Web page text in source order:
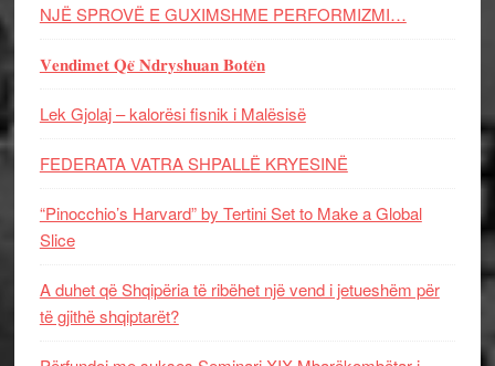
NJË SPROVË E GUXIMSHME PERFORMIZMI…
𝐕𝐞𝐧𝐝𝐢𝐦𝐞𝐭 𝐐𝐞̈ 𝐍𝐝𝐫𝐲𝐬𝐡𝐮𝐚𝐧 𝐁𝐨𝐭𝐞̈𝐧
Lek Gjolaj – kalorësi fisnik i Malësisë
FEDERATA VATRA SHPALLË KRYESINË
“Pinocchio’s Harvard” by Tertini Set to Make a Global
Slice
A duhet që Shqipëria të ribëhet një vend i jetueshëm për
të gjithë shqiptarët?